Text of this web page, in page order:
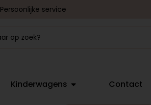
Persoonlijke service
Kinderwagens Contact